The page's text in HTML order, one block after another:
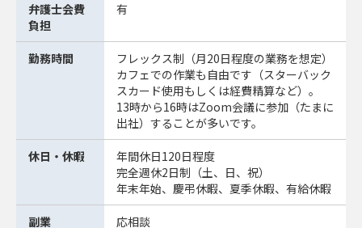
弁護士会費
負担
有
勤務時間
フレックス制（月20日程度の業務を想定）
カフェでの作業も自由です（スターバック
スカード使用もしくは経費精算など）。
13時から16時はZoom会議に参加（たまに
出社）することが多いです。
休日・休暇
年間休日120日程度
完全週休2日制（土、日、祝）
年末年始、慶弔休暇、夏季休暇、有給休暇
副業 応相談